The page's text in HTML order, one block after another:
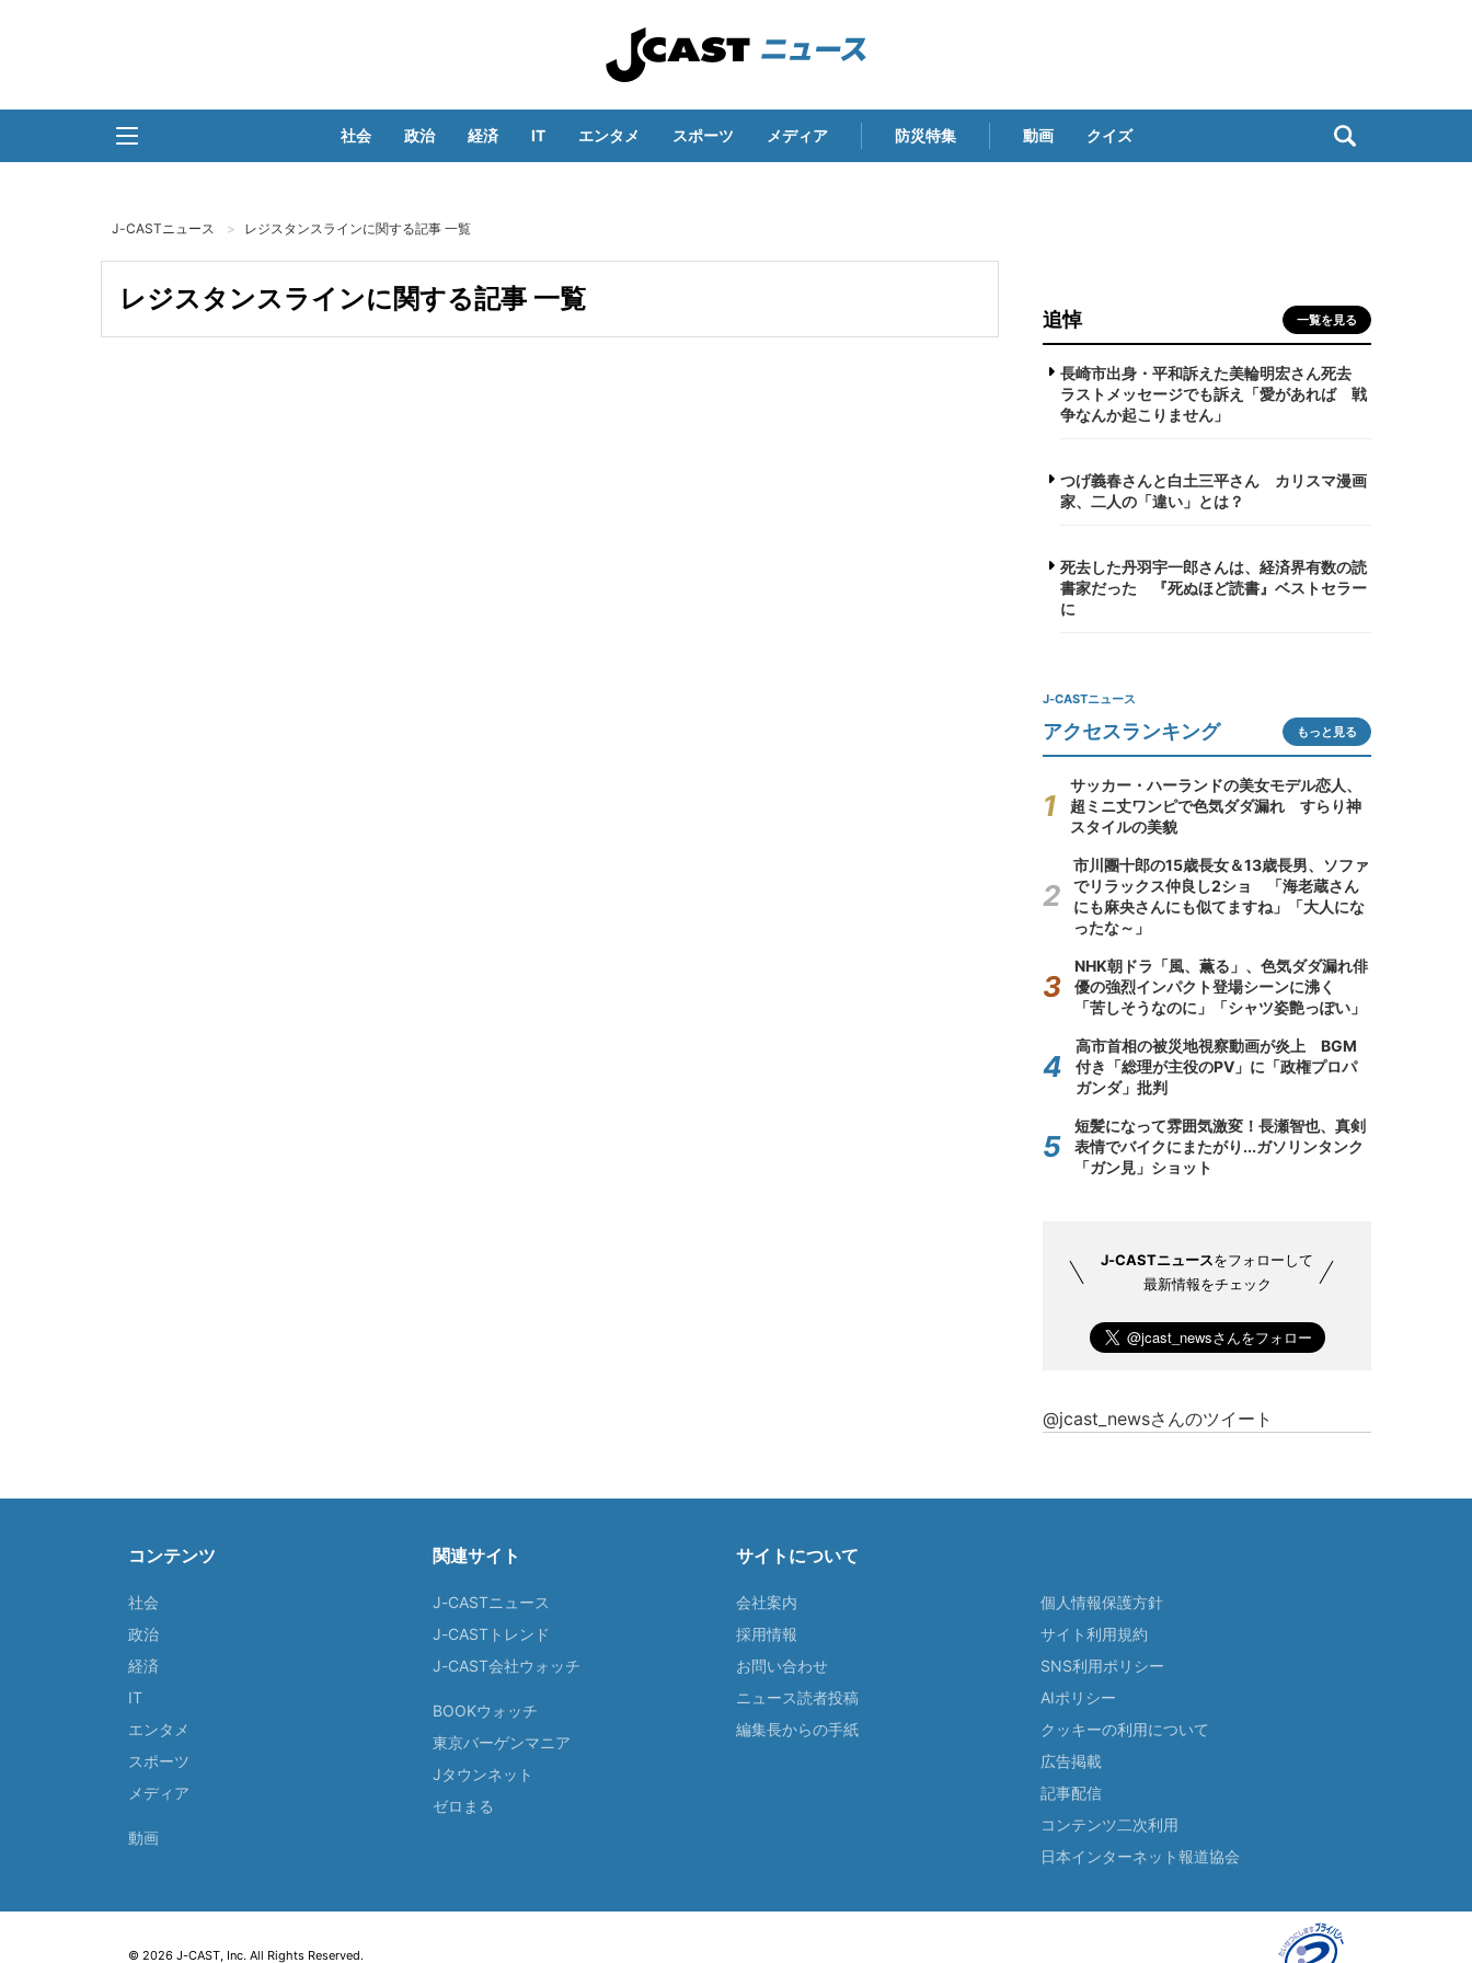
社会 政治 経済 IT エンタメ スポーツ メディア 防災特集 動画 クイズ
J-CASTニュース レジスタンスラインに関する記事 一覧
レジスタンスラインに関する記事 一覧
追悼 一覧を見る
長崎市出身・平和訴えた美輪明宏さん死去
ラストメッセージでも訴え「愛があれば 戦
争なんか起こりません」
つげ義春さんと白土三平さん カリスマ漫画
家、二人の「違い」とは？
死去した丹羽宇一郎さんは、経済界有数の読
書家だった 『死ぬほど読書』ベストセラー
に
J-CASTニュース
アクセスランキング もっと見る
サッカー・ハーランドの美女モデル恋人、
超ミニ丈ワンピで色気ダダ漏れ すらり神
スタイルの美貌
市川團十郎の15歳長女＆13歳長男、ソファ
でリラックス仲良し2ショ 「海老蔵さん
にも麻央さんにも似てますね」「大人にな
ったな～」
NHK朝ドラ「風、薫る」、色気ダダ漏れ俳
優の強烈インパクト登場シーンに沸く
「苦しそうなのに」「シャツ姿艶っぽい」
高市首相の被災地視察動画が炎上 BGM
付き「総理が主役のPV」に「政権プロパ
ガンダ」批判
短髪になって雰囲気激変！長瀬智也、真剣
表情でバイクにまたがり...ガソリンタンク
「ガン見」ショット
J-CASTニュースをフォローして
最新情報をチェック
@jcast_newsさんのツイート
コンテンツ
社会
政治
経済
IT
エンタメ
スポーツ
メディア
動画
関連サイト
J-CASTニュース
J-CASTトレンド
J-CAST会社ウォッチ
BOOKウォッチ
東京バーゲンマニア
Jタウンネット
ゼロまる
サイトについて
会社案内
採用情報
お問い合わせ
ニュース読者投稿
編集長からの手紙
個人情報保護方針
サイト利用規約
SNS利用ポリシー
AIポリシー
クッキーの利用について
広告掲載
記事配信
コンテンツ二次利用
日本インターネット報道協会
© 2026 J-CAST, Inc. All Rights Reserved.